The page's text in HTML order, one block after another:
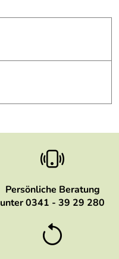
Persönliche Beratung
unter 0341 - 39 29 280